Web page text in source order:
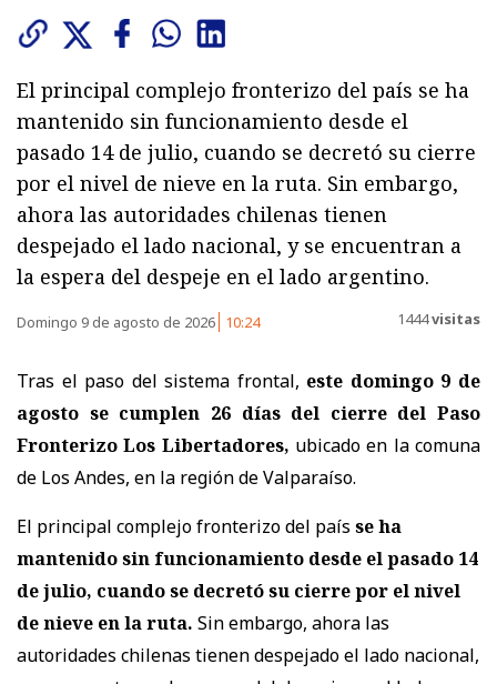
El principal complejo fronterizo del país se ha
mantenido sin funcionamiento desde el
pasado 14 de julio, cuando se decretó su cierre
por el nivel de nieve en la ruta. Sin embargo,
ahora las autoridades chilenas tienen
despejado el lado nacional, y se encuentran a
la espera del despeje en el lado argentino.
Domingo 9 de agosto de 2026 10:24 1444visitas
Tras el paso del sistema frontal, este domingo 9 de
agosto se cumplen 26 días del cierre del Paso
Fronterizo Los Libertadores, ubicado en la comuna
de Los Andes, en la región de Valparaíso.
El principal complejo fronterizo del país se ha
mantenido sin funcionamiento desde el pasado 14
de julio, cuando se decretó su cierre por el nivel
de nieve en la ruta. Sin embargo, ahora las
autoridades chilenas tienen despejado el lado nacional,